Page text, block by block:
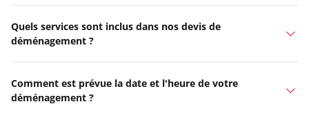
Quels services sont inclus dans nos devis de
déménagement ?
Comment est prévue la date et l'heure de votre
déménagement ?